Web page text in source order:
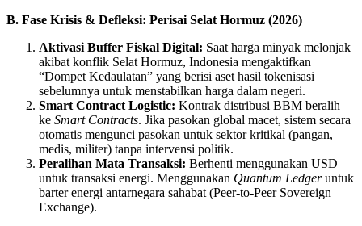
B. Fase Krisis & Defleksi: Perisai Selat Hormuz (2026)
Aktivasi Buffer Fiskal Digital: Saat harga minyak melonjak
akibat konflik Selat Hormuz, Indonesia mengaktifkan
“Dompet Kedaulatan” yang berisi aset hasil tokenisasi
sebelumnya untuk menstabilkan harga dalam negeri.
Smart Contract Logistic: Kontrak distribusi BBM beralih
ke Smart Contracts. Jika pasokan global macet, sistem secara
otomatis mengunci pasokan untuk sektor kritikal (pangan,
medis, militer) tanpa intervensi politik.
Peralihan Mata Transaksi: Berhenti menggunakan USD
untuk transaksi energi. Menggunakan Quantum Ledgeruntuk
barter energi antarnegara sahabat (Peer-to-Peer Sovereign
Exchange).